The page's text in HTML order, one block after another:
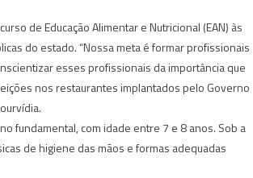
de Educação Alimentar e Nutricional (EAN) às
do estado. “Nossa meta é formar profissionais
esses profissionais da importância que
nos restaurantes implantados pelo Governo
fundamental, com idade entre 7 e 8 anos. Sob a
de higiene das mãos e formas adequadas